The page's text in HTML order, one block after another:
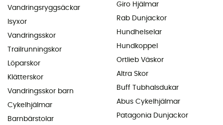
Vandringsryggsäckar
Isyxor
Vandringsskor
Trailrunningskor
Löparskor
Klätterskor
Vandringsskor barn
Cykelhjälmar
Barnbärstolar
Giro Hjälmar
Rab Dunjackor
Hundhelselar
Hundkoppel
Ortlieb Väskor
Altra Skor
Buff Tubhalsdukar
Abus Cykelhjälmar
Patagonia Dunjackor